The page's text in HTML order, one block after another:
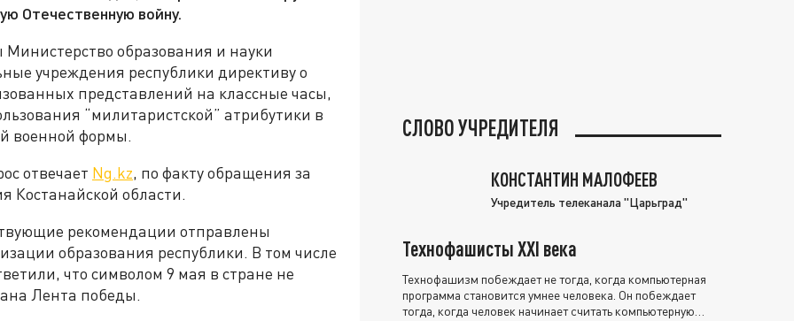
Отечественную войну.
образования и науки
учреждения республики директиву о
представлений на классные часы,
“милитаристской” атрибутики в
военной формы.
отвечает Ng.kz, по факту обращения за
Костанайской области.
рекомендации отправлены
образования республики. В том числе
что символом 9 мая в стране не
Лента победы.
СЛОВО УЧРЕДИТЕЛЯ
КОНСТАНТИН МАЛОФЕЕВ
Учредитель телеканала "Царьград"
Технофашисты XXI века
Технофашизм побеждает не тогда, когда компьютерная
программа становится умнее человека. Он побеждает
тогда, когда человек начинает считать компьютерную